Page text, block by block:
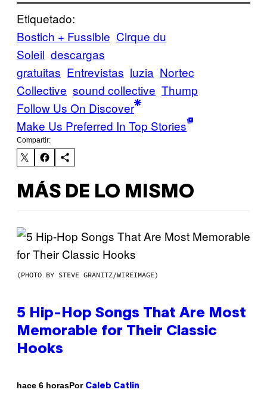
Etiquetado:
Bostich + Fussible Cirque du
Soleil descargas
gratuitas Entrevistas luzia Nortec
Collective sound collective Thump
Follow Us On Discover
Make Us Preferred In Top Stories
Compartir:
MÁS DE LO MISMO
(PHOTO BY STEVE GRANITZ/WIREIMAGE)
5 Hip-Hop Songs That Are Most
Memorable for Their Classic
Hooks
hace 6 horasPor Caleb Catlin